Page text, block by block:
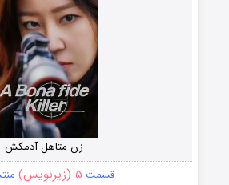
زن متاهل آدمکش
قسمت ۵ (زیرنویس)